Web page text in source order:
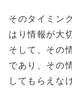
そのタイミン
はり情報が大
そして、その
であり、その
してもらえな